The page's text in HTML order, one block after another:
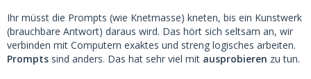
Ihr müsst die Prompts (wie Knetmasse) kneten, bis ein Kunstwerk
(brauchbare Antwort) daraus wird. Das hört sich seltsam an, wir
verbinden mit Computern exaktes und streng logisches arbeiten.
Prompts sind anders. Das hat sehr viel mit ausprobieren zu tun.